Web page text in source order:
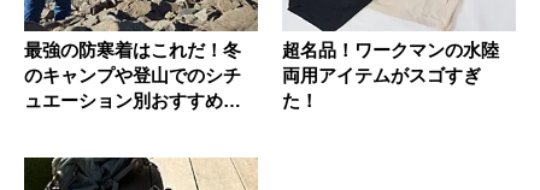
最強の防寒着はこれだ！冬
のキャンプや登山でのシチ
ュエーション別おすすめア
超名品！ワークマンの水陸
両用アイテムがスゴすぎ
た！